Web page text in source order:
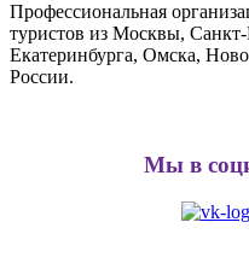
Профессиональная
туристов из Москвы,
Екатеринбурга, Омска,
России.
Мы в